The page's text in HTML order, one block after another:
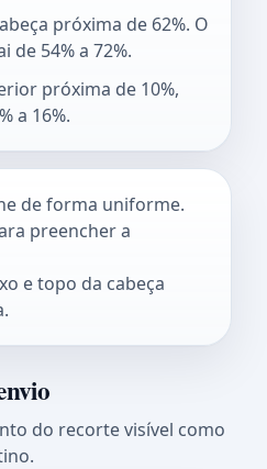
próxima de 62%. O
de 54% a 72%.
próxima de 10%,
a 16%.
de forma uniforme.
preencher a
e topo da cabeça
do recorte visível como